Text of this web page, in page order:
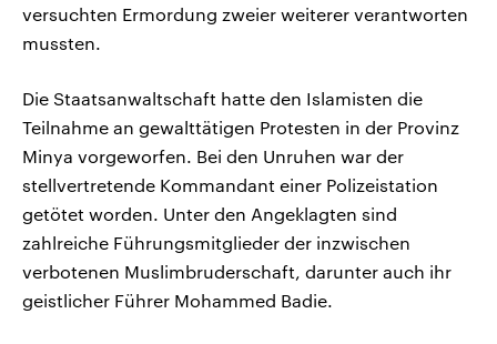
versuchten Ermordung zweier weiterer verantworten
mussten.
Die Staatsanwaltschaft hatte den Islamisten die
Teilnahme an gewalttätigen Protesten in der Provinz
Minya vorgeworfen. Bei den Unruhen war der
stellvertretende Kommandant einer Polizeistation
getötet worden. Unter den Angeklagten sind
zahlreiche Führungsmitglieder der inzwischen
verbotenen Muslimbruderschaft, darunter auch ihr
geistlicher Führer Mohammed Badie.